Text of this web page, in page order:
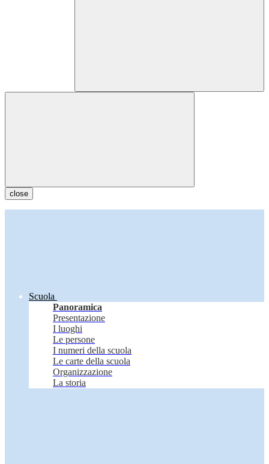
close
Scuola
Panoramica
Presentazione
I luoghi
Le persone
I numeri della scuola
Le carte della scuola
Organizzazione
La storia